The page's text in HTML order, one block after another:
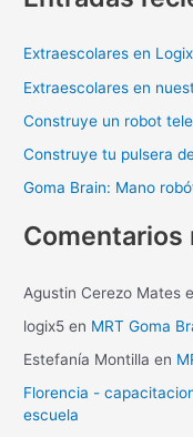
a
r
p
Extraescolares en
Extraescolares en
Construye un robot
Construye tu pulsera
Goma Brain: Mano
Comentarios
Agustin Cerezo Mates
logix5 en MRT Goma
Estefanía Montilla en
Florencia -
escuela